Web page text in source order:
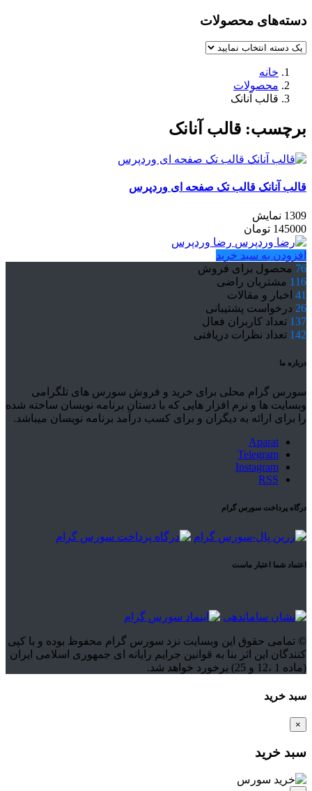
دسته‌های محصولات
خانه
محصولات
قالب آنانک
برچسب: قالب آنانک
قالب آنانک قالب تک صفحه ای وردپرس
1309 نمایش
145000 تومان
رضا وردپرس
افزودن به سبد خرید
76 محصول برای فروش
116 مشتریان راضی
41 اخبار و مقالات
26 درخواست پشتیبانی
137 تعداد کاربران فعال
142 تعداد نظرات دریافتی
درباره ما
سورس گرام محلی برای خرید و فروش سورس های تلگرامی
وبسایت ها و نرم افزار هایی که با دستان برنامه نویسان ساخته شده
را برای ارائه به دیگران و برای کسب درآمد برنامه نویسان میباشد.
Aparat
Telegram
Instagram
RSS
درگاه پرداخت سورس گرام
اعتماد شما اعتبار ماست
© تمامی حقوق این وبسایت نزد سورس گرام محفوظ بوده و با کپی
کنندگان این اثر بنا به قوانین جرایم رایانه ای جمهوری اسلامی ایران
(ماده 1 ،12 و 25) برخورد خواهد شد.
سبد خرید
×
سبد خرید